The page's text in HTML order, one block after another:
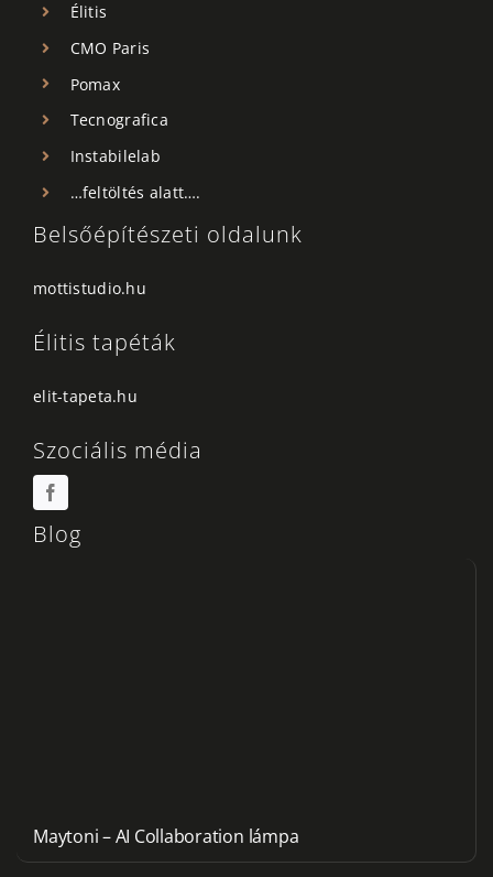
Élitis
CMO Paris
Pomax
Tecnografica
Instabilelab
…feltöltés alatt….
Belsőépítészeti oldalunk
mottistudio.hu
Élitis tapéták
elit-tapeta.hu
Szociális média
Blog
Maytoni – AI Collaboration lámpa